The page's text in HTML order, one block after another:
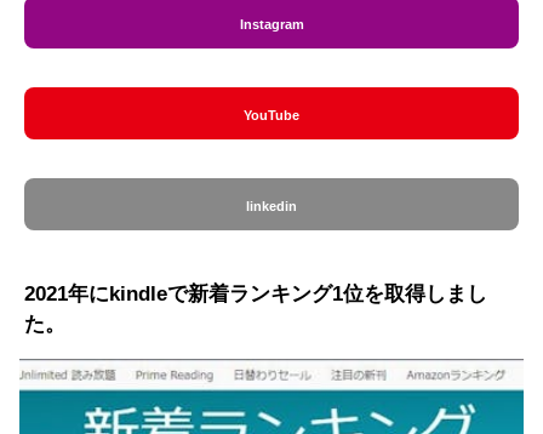
Instagram
YouTube
linkedin
2021年にkindleで新着ランキング1位を取得しまし
た。